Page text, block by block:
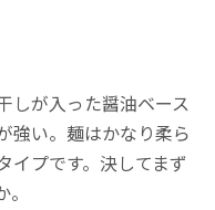
しが入った醤油ベース
強い。麺はかなり柔ら
イプです。決してまず